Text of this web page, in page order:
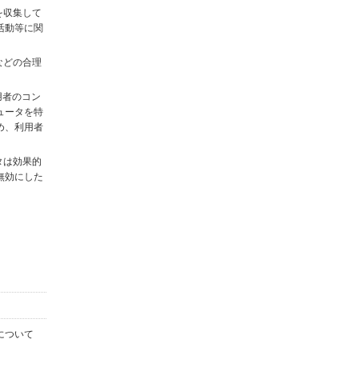
収集して
動等に関
の合理
のコン
ータを特
、利用者
は効果的
効にした
ついて